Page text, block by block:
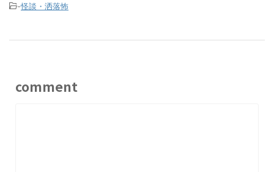
-怪談・洒落怖
comment